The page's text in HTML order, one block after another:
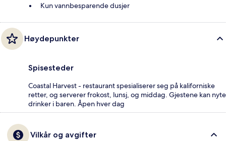
Kun vannbesparende dusjer
Høydepunkter
Spisesteder
Coastal Harvest - restaurant spesialiserer seg på kaliforniske
retter, og serverer frokost, lunsj, og middag. Gjestene kan nyte
drinker i baren. Åpen hver dag
Vilkår og avgifter